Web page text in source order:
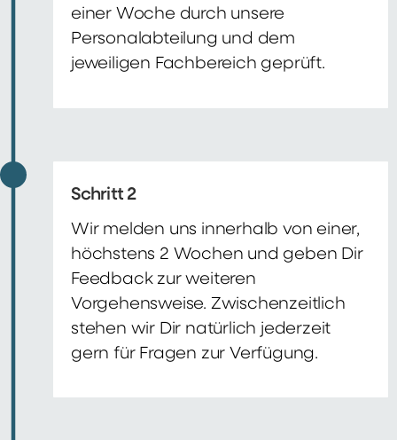
einer Woche durch unsere
Personalabteilung und dem
jeweiligen Fachbereich geprüft.
Schritt 2
Wir melden uns innerhalb von einer,
höchstens 2 Wochen und geben Dir
Feedback zur weiteren
Vorgehensweise. Zwischenzeitlich
stehen wir Dir natürlich jederzeit
gern für Fragen zur Verfügung.